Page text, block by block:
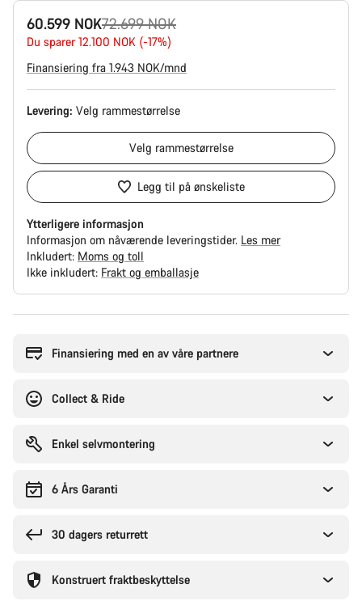
60.599 NOK
Opprinnelig
pris
72.699 NOK
Du sparer 12.100 NOK (-17%)
Finansiering fra 1.943 NOK/mnd
Levering: Velg rammestørrelse
Velg rammestørrelse
Legg til på ønskeliste
Ytterligere informasjon
Informasjon om nåværende leveringstider. Les mer
Inkludert: Moms og toll
Ikke inkludert: Frakt og emballasje
Finansiering med en av våre partnere
Collect & Ride
Enkel selvmontering
6 Års Garanti
30 dagers returrett
Konstruert fraktbeskyttelse